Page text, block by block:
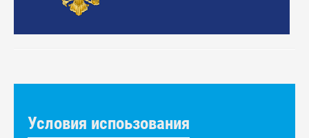
Условия испоьзования